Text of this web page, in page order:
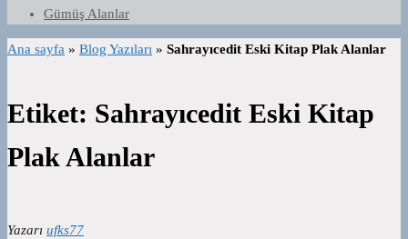
Gümüş Alanlar
Ana sayfa » Blog Yazıları » Sahrayıcedit Eski Kitap Plak Alanlar
Etiket: Sahrayıcedit Eski Kitap
Plak Alanlar
Yazarı ufks77